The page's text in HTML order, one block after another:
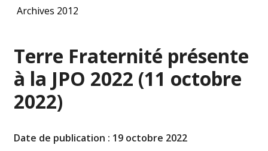
Archives 2012
Terre Fraternité présente
à la JPO 2022 (11 octobre
2022)
Date de publication : 19 octobre 2022